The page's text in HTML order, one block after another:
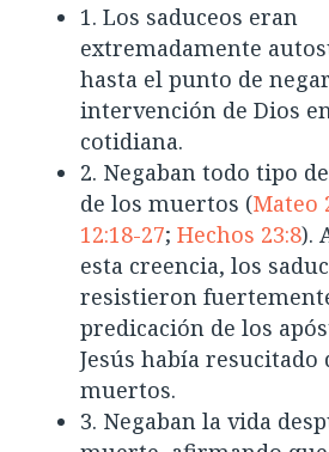
1. Los saduceos eran
extremadamente
hasta el punto de
intervención de Dios
cotidiana.
2. Negaban todo tipo
de los muertos (Mateo
12:18-27;Hechos 23:8).
esta creencia, los
resistieron
predicación de los
Jesús había resucitado
muertos.
3. Negaban la vida